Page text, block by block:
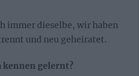
immer dieselbe, wir haben
und neu geheiratet.
kennen gelernt?